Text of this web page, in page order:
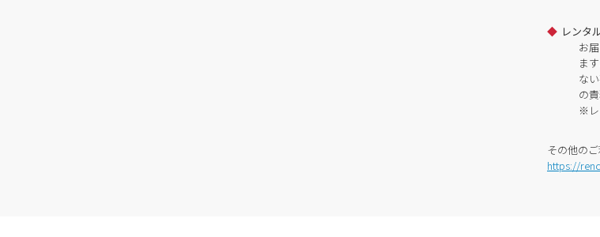
レンタ
お
ま
な
の
※レ
その他の
https://